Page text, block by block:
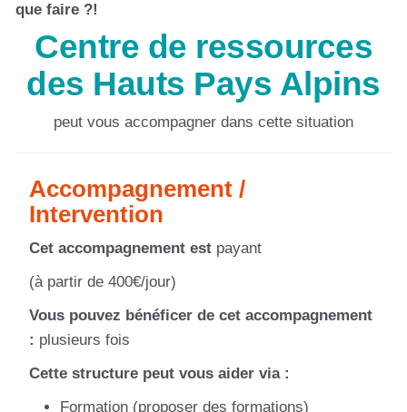
que faire ?!
Centre de ressources
des Hauts Pays Alpins
peut vous accompagner dans cette situation
Accompagnement /
Intervention
Cet accompagnement est payant
(à partir de 400€/jour)
Vous pouvez bénéficer de cet accompagnement
: plusieurs fois
Cette structure peut vous aider via :
Formation (proposer des formations)